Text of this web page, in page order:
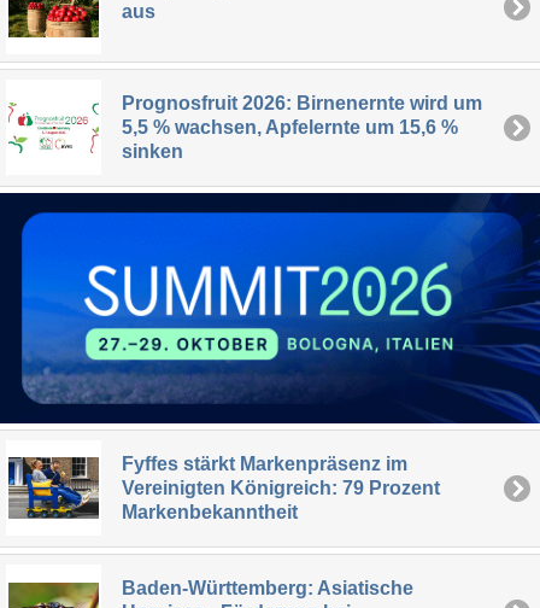
aus
Prognosfruit 2026: Birnenernte wird um
5,5 % wachsen, Apfelernte um 15,6 %
sinken
Fyffes stärkt Markenpräsenz im
Vereinigten Königreich: 79 Prozent
Markenbekanntheit
Baden-Württemberg: Asiatische